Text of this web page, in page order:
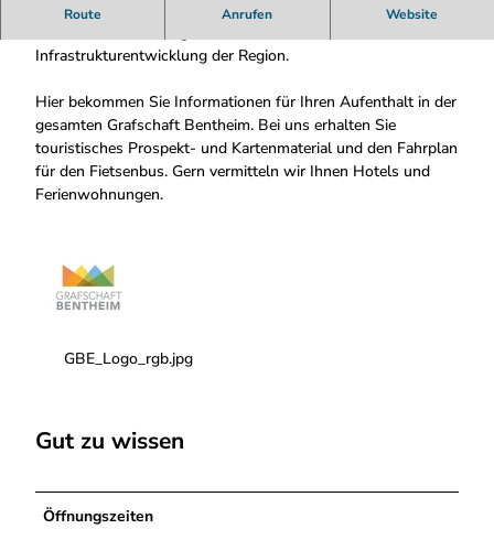
Route Anrufen Website
Der Grafschaft Bentheim Tourismus ist zuständig für das
Infrastrukturentwicklung der Region.
Hier bekommen Sie Informationen für Ihren Aufenthalt in der
gesamten Grafschaft Bentheim. Bei uns erhalten Sie
touristisches Prospekt- und Kartenmaterial und den Fahrplan
für den Fietsenbus. Gern vermitteln wir Ihnen Hotels und
Ferienwohnungen.
GBE_Logo_rgb.jpg
Gut zu wissen
Öffnungszeiten